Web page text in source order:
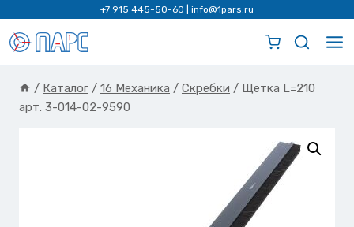
содержимому
+7 915 445-50-60 info@1pars.ru
/ Каталог / 16 Механика / Скребки / Щетка L=210
арт. 3-014-02-9590